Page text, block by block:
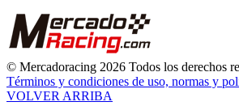
© Mercadoracing 2026 Todos los derechos
Términos y condiciones de uso, normas y
VOLVER ARRIBA